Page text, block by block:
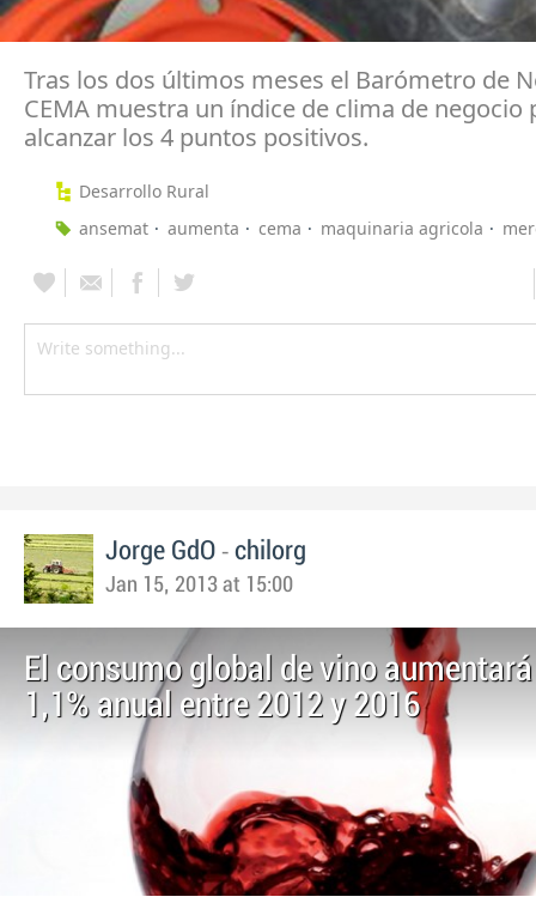
Tras los dos últimos meses el Barómetro de
CEMA muestra un índice de clima de negocio
alcanzar los 4 puntos positivos.
Desarrollo Rural
ansemat
aumenta cema maquinaria agricola
Jorge GdO - chilorg
Jan 15, 2013 at 15:00
El consumo global de vino
1,1% anual entre 2012 y 2016